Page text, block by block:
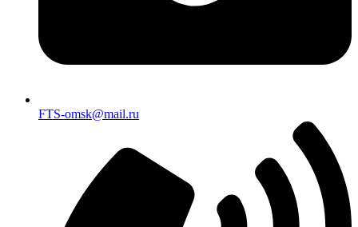
FTS-omsk@mail.ru